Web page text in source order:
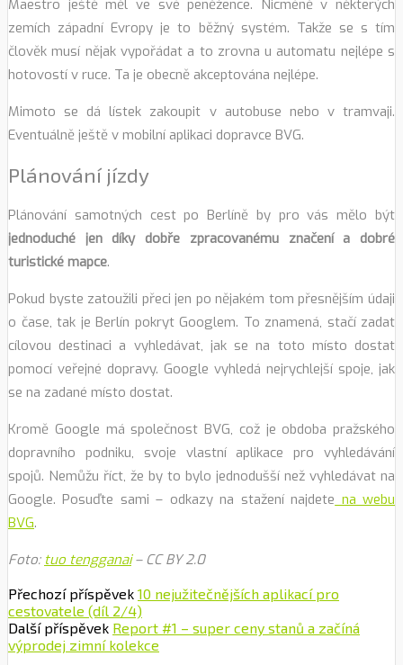
Maestro ještě měl ve své peněžence. Nicméně v některých
zemích západní Evropy je to běžný systém. Takže se s tím
člověk musí nějak vypořádat a to zrovna u automatu nejlépe s
hotovostí v ruce. Ta je obecně akceptována nejlépe.
Mimoto se dá lístek zakoupit v autobuse nebo v tramvaji.
Eventuálně ještě v mobilní aplikaci dopravce BVG.
Plánování jízdy
Plánování samotných cest po Berlíně by pro vás mělo být
jednoduché jen díky dobře zpracovanému značení a dobré
turistické mapce.
Pokud byste zatoužili přeci jen po nějakém tom přesnějším údaji
o čase, tak je Berlín pokryt Googlem. To znamená, stačí zadat
cílovou destinaci a vyhledávat, jak se na toto místo dostat
pomocí veřejné dopravy. Google vyhledá nejrychlejší spoje, jak
se na zadané místo dostat.
Kromě Google má společnost BVG, což je obdoba pražského
dopravního podniku, svoje vlastní aplikace pro vyhledávání
spojů. Nemůžu říct, že by to bylo jednodušší než vyhledávat na
Google. Posuďte sami – odkazy na stažení najdete na webu
BVG.
Foto: tuo tengganai– CC BY 2.0
Přechozí příspěvek 10 nejužitečnějších aplikací pro
cestovatele (díl 2/4)
Další příspěvek Report #1 – super ceny stanů a začíná
výprodej zimní kolekce